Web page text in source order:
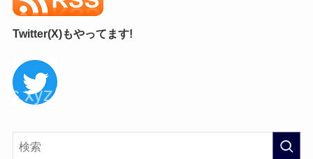
Twitter(X)もやってます!